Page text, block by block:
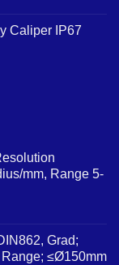
Caliper IP67
mm, Range 5-
Grad;
Range; ≤Ø150mm